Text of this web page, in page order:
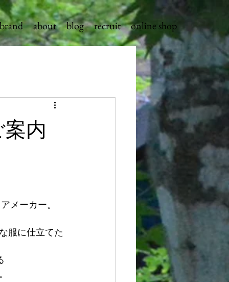
brand about blog recruit online shop
内
メーカー。
服に仕立てた